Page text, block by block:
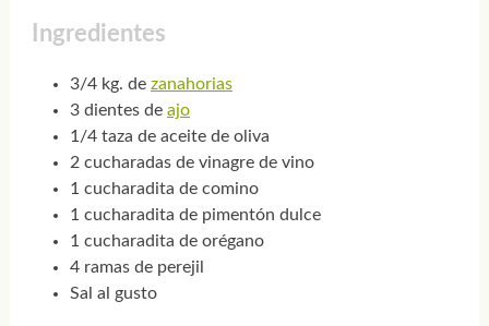
Ingredientes
3/4 kg. de zanahorias
3 dientes de ajo
1/4 taza de aceite de oliva
2 cucharadas de vinagre de vino
1 cucharadita de comino
1 cucharadita de pimentón dulce
1 cucharadita de orégano
4 ramas de perejil
Sal al gusto